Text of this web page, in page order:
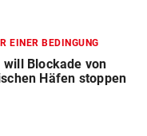
EINER BEDINGUNG
will Blockade von
Häfen stoppen